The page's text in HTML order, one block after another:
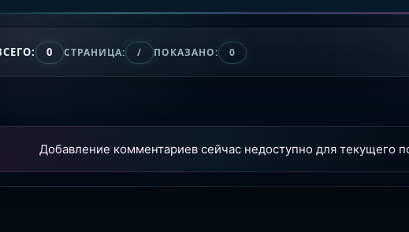
0 СТРАНИЦА: / ПОКАЗАНО: 0
Добавление комментариев сейчас недоступно для текущего